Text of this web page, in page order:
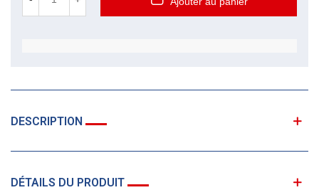
DESCRIPTION
DÉTAILS DU PRODUIT